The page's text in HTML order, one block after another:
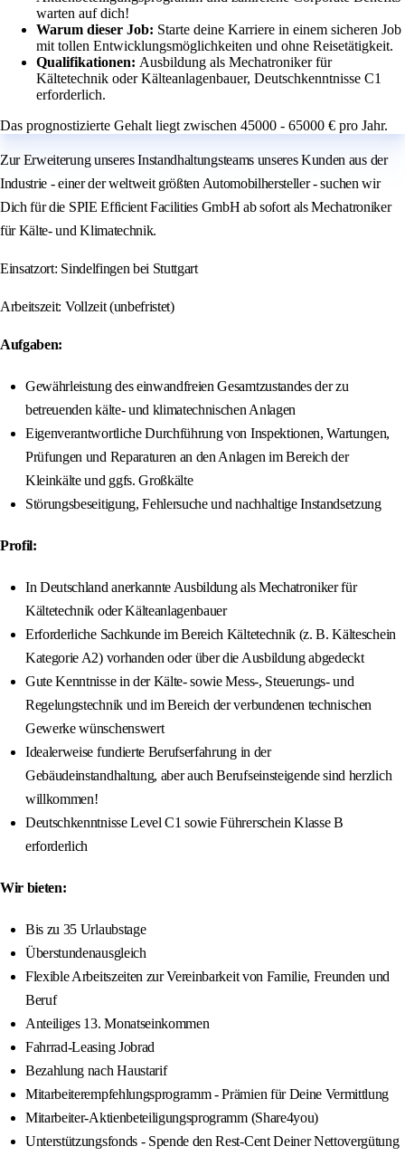
warten auf dich!
Warum dieser Job: Starte deine Karriere in einem sicheren Job
mit tollen Entwicklungsmöglichkeiten und ohne Reisetätigkeit.
Qualifikationen: Ausbildung als Mechatroniker für
Kältetechnik oder Kälteanlagenbauer, Deutschkenntnisse C1
erforderlich.
Das prognostizierte Gehalt liegt zwischen 45000 - 65000 € pro Jahr.
Zur Erweiterung unseres Instandhaltungsteams unseres Kunden aus der
Industrie - einer der weltweit größten Automobilhersteller - suchen wir
Dich für die SPIE Efficient Facilities GmbH ab sofort als Mechatroniker
für Kälte- und Klimatechnik.
Einsatzort: Sindelfingen bei Stuttgart
Arbeitszeit: Vollzeit (unbefristet)
Aufgaben:
Gewährleistung des einwandfreien Gesamtzustandes der zu
betreuenden kälte- und klimatechnischen Anlagen
Eigenverantwortliche Durchführung von Inspektionen, Wartungen,
Prüfungen und Reparaturen an den Anlagen im Bereich der
Kleinkälte und ggfs. Großkälte
Störungsbeseitigung, Fehlersuche und nachhaltige Instandsetzung
Profil:
In Deutschland anerkannte Ausbildung als Mechatroniker für
Kältetechnik oder Kälteanlagenbauer
Erforderliche Sachkunde im Bereich Kältetechnik (z. B. Kälteschein
Kategorie A2) vorhanden oder über die Ausbildung abgedeckt
Gute Kenntnisse in der Kälte- sowie Mess-, Steuerungs- und
Regelungstechnik und im Bereich der verbundenen technischen
Gewerke wünschenswert
Idealerweise fundierte Berufserfahrung in der
Gebäudeinstandhaltung, aber auch Berufseinsteigende sind herzlich
willkommen!
Deutschkenntnisse Level C1 sowie Führerschein Klasse B
erforderlich
Wir bieten:
Bis zu 35 Urlaubstage
Überstundenausgleich
Flexible Arbeitszeiten zur Vereinbarkeit von Familie, Freunden und
Beruf
Anteiliges 13. Monatseinkommen
Fahrrad-Leasing Jobrad
Bezahlung nach Haustarif
Mitarbeiterempfehlungsprogramm - Prämien für Deine Vermittlung
Mitarbeiter-Aktienbeteiligungsprogramm (Share4you)
Unterstützungsfonds - Spende den Rest-Cent Deiner Nettovergütung